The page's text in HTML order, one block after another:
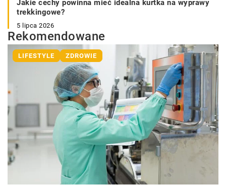
Jakie cechy powinna mieć idealna kurtka na wyprawy
trekkingowe?
5 lipca 2026
Rekomendowane
LIFESTYLE ZDROWIE